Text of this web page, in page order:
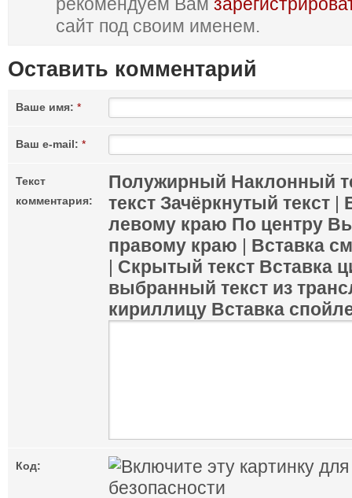
сайт под своим именем.
Оставить комментарий
Ваше имя: *
Ваш e-mail: *
Текст
комментария:
Полужирный Наклонный
текст Зачёркнутый текст |
левому краю По центру
правому краю | Вставка
| Скрытый текст Вставка
выбранный текст из
кириллицу Вставка
Код: